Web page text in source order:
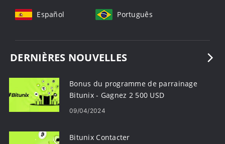
Español Português
DERNIÈRES NOUVELLES
Bonus du programme de parrainage
Bitunix - Gagnez 2 500 USD
09/04/2024
Bitunix Contacter